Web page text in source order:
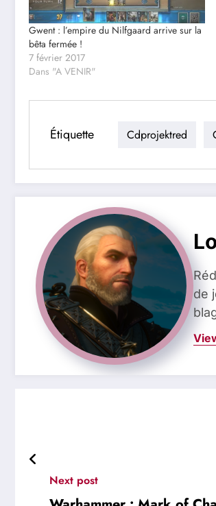
Gwent : l’empire du Nilfgaard arrive sur la
bêta fermée !
7 février 2017
Dans "A VENIR"
Étiquette Cdprojektred
de
Next post